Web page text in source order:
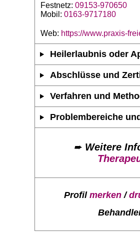
Festnetz: 09153-970650
Mobil: 0163-9717180
Web: https://www.praxis-
Heilerlaubnis oder
Abschlüsse und
Verfahren und
Problembereiche
➨ Weitere
Profil merken/